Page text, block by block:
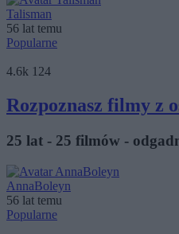
Talisman
56 lat temu
Popularne
4.6k 124
Rozpoznasz filmy z
25 lat - 25 filmów -
AnnaBoleyn
56 lat temu
Popularne